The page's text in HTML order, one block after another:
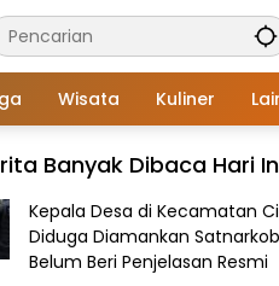
Wisata Kuliner
Banyak Dibaca Hari
Kepala Desa di Kecamatan
Diduga Diamankan
Belum Beri Penjelasan Resmi